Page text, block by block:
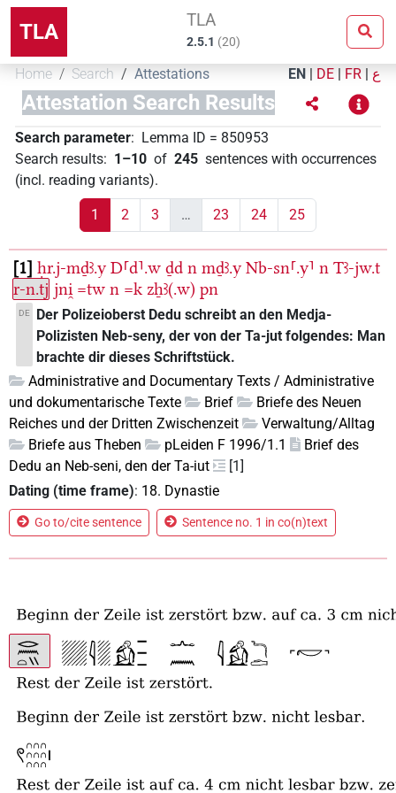
TLA TLA
2.5.1 (20)
Home Search Attestations EN | DE | FR | ع
Attestation Search Results
Search parameter: Lemma ID = 850953
Search results: 1–10 of 245 sentences with occurrences
(incl. reading variants).
1 2 3 … 23 24 25
1 ḥr.j-mḏꜣ.y D⸢d⸣.w ḏd n mḏꜣ.y Nb-sn⸢.y⸣ n Tꜣ-jw.t
r-n.tj jni̯ =tw n =k zẖꜣ(.w) pn
DE
Der Polizeioberst Dedu schreibt an den Medja-
Polizisten Neb-seny, der von der Ta-jut folgendes: Man
brachte dir dieses Schriftstück.
Administrative and Documentary Texts / Administrative
und dokumentarische Texte
Brief
Briefe des Neuen
Reiches und der Dritten Zwischenzeit
Verwaltung/Alltag
Briefe aus Theben
pLeiden F 1996/1.1
Brief des
Dedu an Neb-seni, den der Ta-iut
[1]
Dating (time frame): 18. Dynastie
Go to/cite sentence Sentence no. 1 in co(n)text